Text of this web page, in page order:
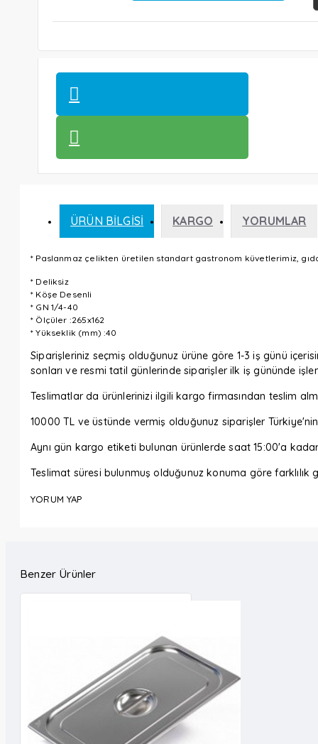
ÜRÜN BILGISI KARGO YORUMLAR
* Paslanmaz çelikten üretilen standart gastronom küvetlerimiz,
* Deliksiz
* Köşe Desenli
* GN 1/4-40
* Ölçüler :265x162
* Yükseklik (mm) :40
Siparişleriniz seçmiş olduğunuz ürüne göre 1-3 iş günü
sonları ve resmi tatil günlerinde siparişler ilk iş gününde
Teslimatlar da ürünlerinizi ilgili kargo firmasından teslim
10000 TL ve üstünde vermiş olduğunuz siparişler
Aynı gün kargo etiketi bulunan ürünlerde saat 15:00'a
Teslimat süresi bulunmuş olduğunuz konuma göre
YORUM YAP
Benzer Ürünler